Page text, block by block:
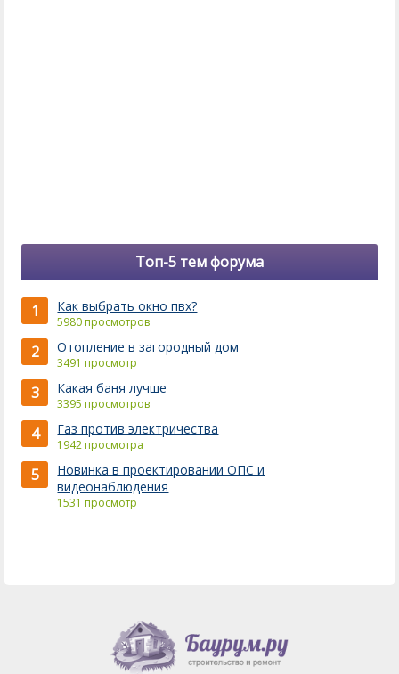
Топ-5 тем форума
1 Как выбрать окно пвх?
5980 просмотров
2 Отопление в загородный дом
3491 просмотр
3 Какая баня лучше
3395 просмотров
4 Газ против электричества
1942 просмотра
5
Новинка в проектировании ОПС и
видеонаблюдения
1531 просмотр